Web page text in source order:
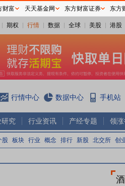
期权 行情 数据 全球 美股 港股
行情中心 数据中心 手机站
研究 行业资讯 产经专题 领
股 板块 行业 概念 排行 新股 北交所 创
财富 天天基金网 东方财富证券 东方